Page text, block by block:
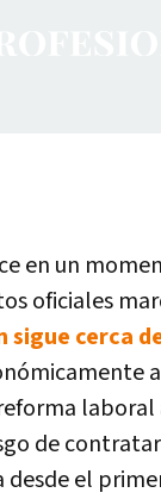
en un
oficiales
sigue cerca
de
desde el